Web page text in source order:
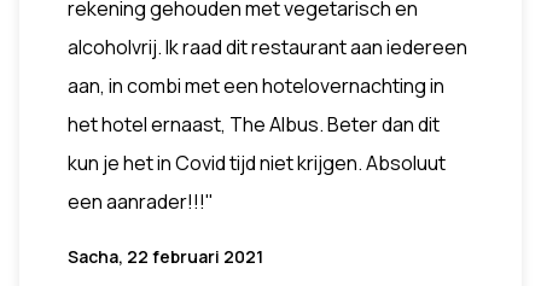
rekening gehouden met vegetarisch en
alcoholvrij. Ik raad dit restaurant aan iedereen
aan, in combi met een hotelovernachting in
het hotel ernaast, The Albus. Beter dan dit
kun je het in Covid tijd niet krijgen. Absoluut
een aanrader!!!"
Sacha, 22 februari 2021